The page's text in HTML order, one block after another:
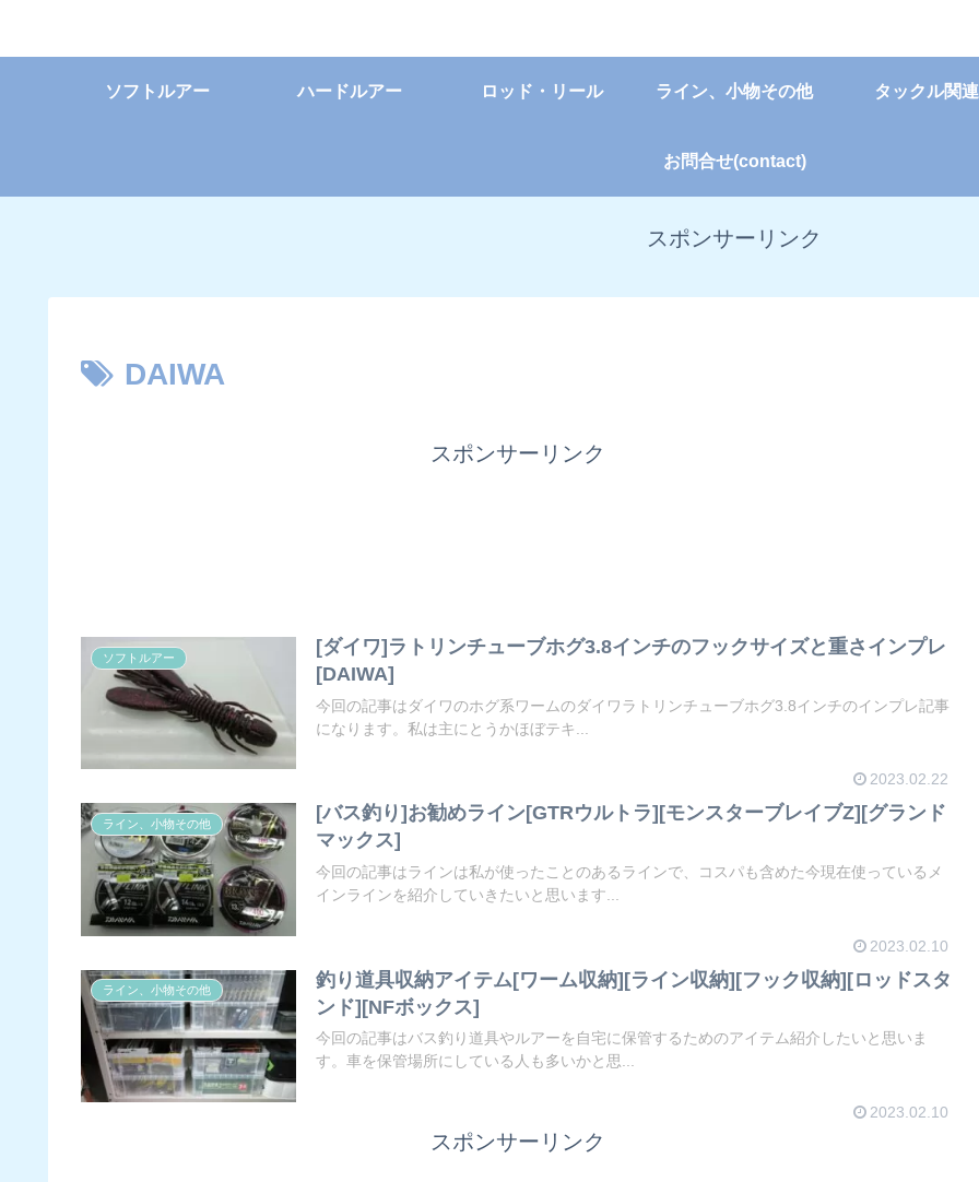
ソフトルアー ハードルアー ロッド・リール ライン、小物その他 タックル関連
お問合せ(contact)
スポンサーリンク
DAIWA
スポンサーリンク
ソフトルアー
[ダイワ]ラトリンチューブホグ3.8インチのフックサイズと重さインプレ
[DAIWA]
今回の記事はダイワのホグ系ワームのダイワラトリンチューブホグ3.8インチのインプレ記事
になります。私は主にとうかほぼテキ...
2023.02.22
ライン、小物その他
[バス釣り]お勧めライン[GTRウルトラ][モンスターブレイブZ][グランド
マックス]
今回の記事はラインは私が使ったことのあるラインで、コスパも含めた今現在使っているメ
インラインを紹介していきたいと思います...
2023.02.10
ライン、小物その他
釣り道具収納アイテム[ワーム収納][ライン収納][フック収納][ロッドスタ
ンド][NFボックス]
今回の記事はバス釣り道具やルアーを自宅に保管するためのアイテム紹介したいと思いま
す。車を保管場所にしている人も多いかと思...
2023.02.10
スポンサーリンク